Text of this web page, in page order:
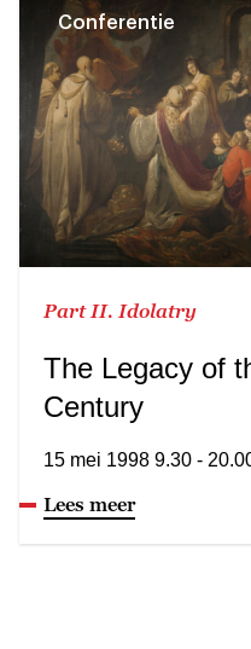
Conferentie
Part II. Idolatry
The Legacy of
Century
15 mei 1998 9.30 -
Lees meer